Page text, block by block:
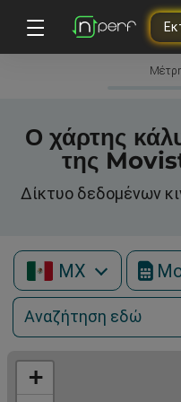
Ο χάρτης
της
Δίκτυο δεδομένων
MX
+